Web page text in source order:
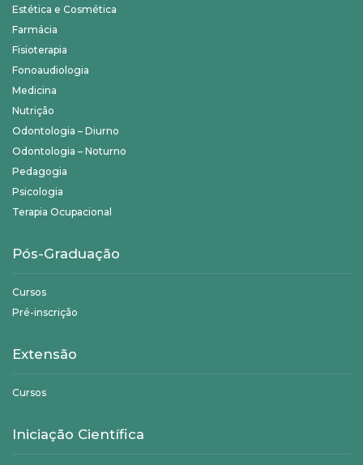
Estética e Cosmética
Farmácia
Fisioterapia
Fonoaudiologia
Medicina
Nutrição
Odontologia – Diurno
Odontologia – Noturno
Pedagogia
Psicologia
Terapia Ocupacional
Pós-Graduação
Cursos
Pré-inscrição
Extensão
Cursos
Iniciação Científica